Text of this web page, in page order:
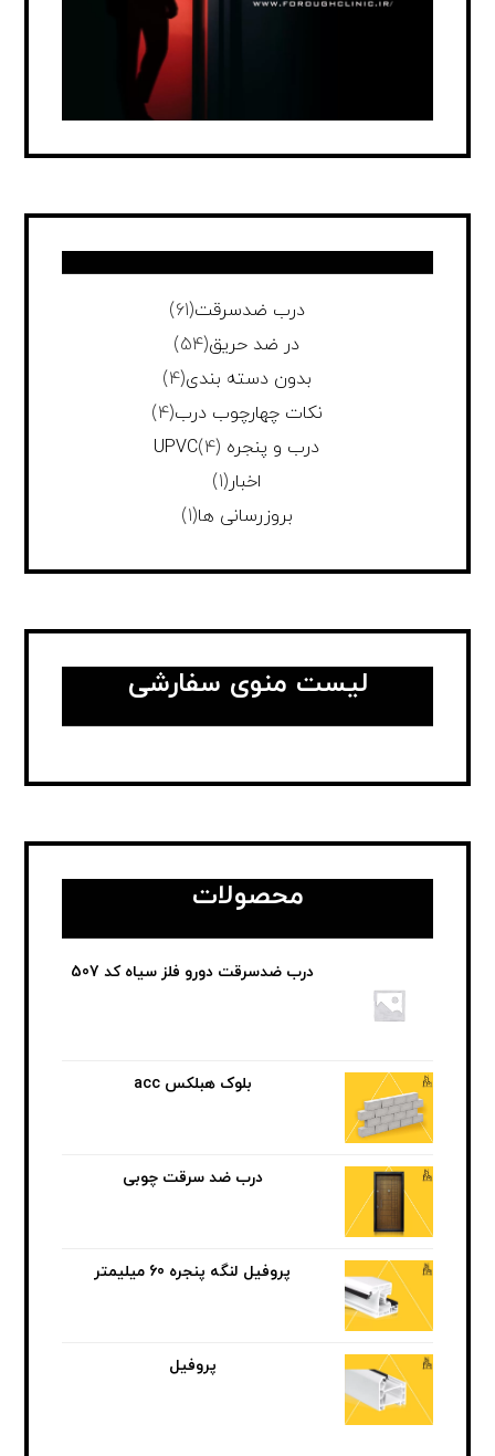
درب ضدسرقت(61)
در ضد حریق(54)
بدون دسته بندی(4)
نکات چهارچوب درب(4)
درب و پنجره UPVC (4)
اخبار(1)
بروزرسانی ها(1)
لیست منوی سفارشی
محصولات
درب ضدسرقت دورو فلز سیاه کد 507
بلوک هبلکس acc
درب ضد سرقت چوبی
پروفیل لنگه پنجره 60 میلیمتر
پروفیل